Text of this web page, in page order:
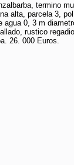
termino
alta, parcela 3,
agua 0, 3 m
rustico
26. 000 Euros.